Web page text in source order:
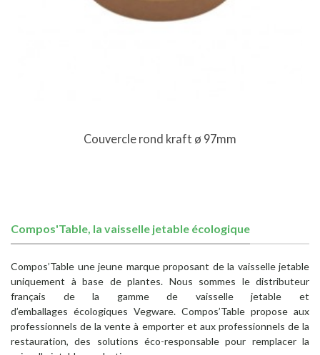
Couvercle rond kraft ø 97mm
Compos'Table, la vaisselle jetable écologique
Compos’Table une jeune marque proposant de la vaisselle jetable
uniquement à base de plantes. Nous sommes le distributeur
français de la gamme de vaisselle jetable et
d’emballages écologiques Vegware. Compos’Table propose aux
professionnels de la vente à emporter et aux professionnels de la
restauration, des solutions éco-responsable pour remplacer la